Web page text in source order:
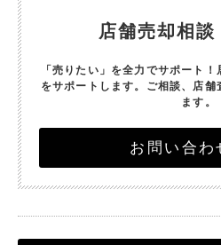
店舗売却相談
「売りたい」を全力でサポート！
をサポートします。 ご相談、店舗
ます。
お問い合わ